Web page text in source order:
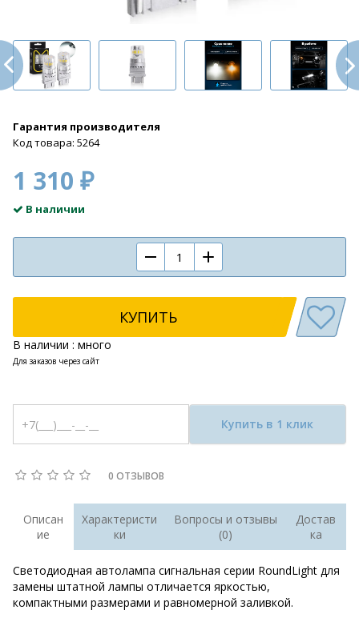
Гарантия производителя
Код товара: 5264
1 310 ₽
В наличии
КУПИТЬ
В наличии : много
Для заказов через сайт
Купить в 1 клик
0 ОТЗЫВОВ
Описан
ие
Характеристи
ки
Вопросы и отзывы
(0)
Достав
ка
Светодиодная автолампа сигнальная серии RoundLight для
замены штатной лампы отличается яркостью,
компактными размерами и равномерной заливкой.